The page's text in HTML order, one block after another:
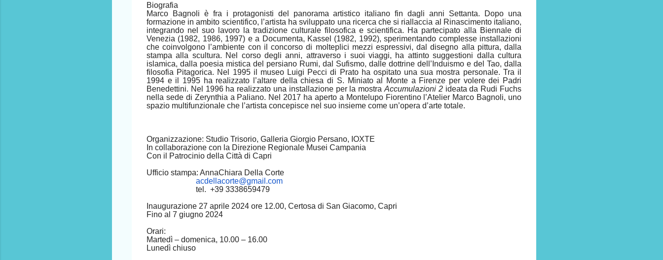
Biografia
Marco Bagnoli è fra i protagonisti del panorama artistico italiano fin dagli anni Settanta. Dopo una
formazione in ambito scientifico, l’artista ha sviluppato una ricerca che si riallaccia al Rinascimento italiano,
integrando nel suo lavoro la tradizione culturale filosofica e scientifica. Ha partecipato alla Biennale di
Venezia (1982, 1986, 1997) e a Documenta, Kassel (1982, 1992), sperimentando complesse installazioni
che coinvolgono l’ambiente con il concorso di molteplici mezzi espressivi, dal disegno alla pittura, dalla
stampa alla scultura. Nel corso degli anni, attraverso i suoi viaggi, ha attinto suggestioni dalla cultura
islamica, dalla poesia mistica del persiano Rumi, dal Sufismo, dalle dottrine dell’Induismo e del Tao, dalla
filosofia Pitagorica. Nel 1995 il museo Luigi Pecci di Prato ha ospitato una sua mostra personale. Tra il
1994 e il 1995 ha realizzato l’altare della chiesa di S. Miniato al Monte a Firenze per volere dei Padri
Benedettini. Nel 1996 ha realizzato una installazione per la mostra Accumulazioni 2ideata da Rudi Fuchs
nella sede di Zerynthia a Paliano. Nel 2017 ha aperto a Montelupo Fiorentino l’Atelier Marco Bagnoli, uno
spazio multifunzionale che l’artista concepisce nel suo insieme come un’opera d’arte totale.
Organizzazione: Studio Trisorio, Galleria Giorgio Persano, IOXTE
In collaborazione con la Direzione Regionale Musei Campania
Con il Patrocinio della Città di Capri
Ufficio stampa: AnnaChiara Della Corte
acdellacorte@gmail.com
tel. +39 3338659479
Inaugurazione 27 aprile 2024 ore 12.00, Certosa di San Giacomo, Capri
Fino al 7 giugno 2024
Orari:
Martedì – domenica, 10.00 – 16.00
Lunedì chiuso